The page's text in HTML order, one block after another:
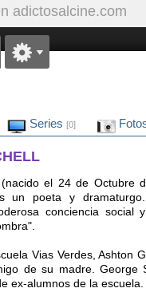
Series [0]
el 24 de Octubre
un poeta y
conciencia
Vias Verdes, Ashton
de su madre. George
ex-alumnos de la escuela.